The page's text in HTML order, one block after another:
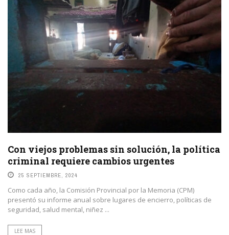
Con viejos problemas sin solución, la política
criminal requiere cambios urgentes
25 SEPTIEMBRE, 2024
Como cada año, la Comisión Provincial por la Memoria (CPM)
presentó su informe anual sobre lugares de encierro, políticas de
seguridad, salud mental, niñez ...
LEE MAS